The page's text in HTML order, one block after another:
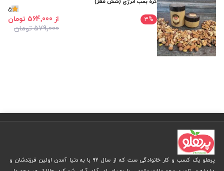
کره بمب انرژی (شش مغز)
5
3%
579٬000 تومان
از 564٬000 تومان
پرهلو یک کسب و کار خانوادگی ست که از سال 92 با به دنیا آمدن اولین فرزندشان و